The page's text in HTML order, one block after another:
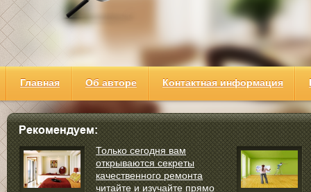
Главная Об авторе Контактная информация
Только сегодня вам
открываются секреты
качественного ремонта
читайте и изучайте прямо